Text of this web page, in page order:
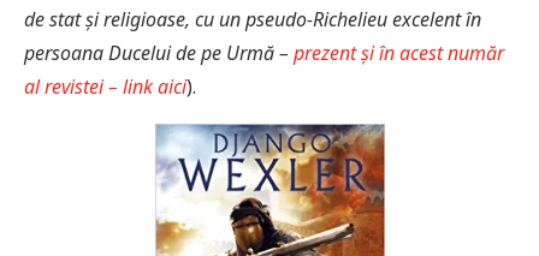
de stat și religioase, cu un pseudo-Richelieu excelent în
persoana Ducelui de pe Urmă – prezent și în acest număr
al revistei – link aici).